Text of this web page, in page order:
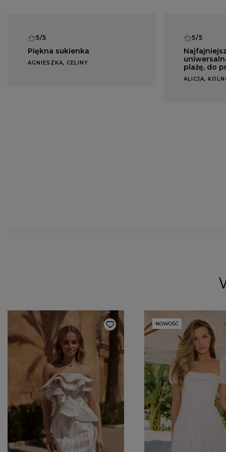
5/5
Piękna sukienka
AGNIESZKA, CELINY
5/5
plażę, do
ALICJA,
NOWOŚĆ